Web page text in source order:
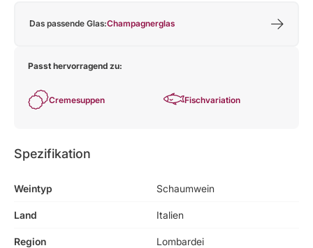
Das passende Glas:Champagnerglas
Passt hervorragend zu:
Cremesuppen Fischvariation
Spezifikation
Weintyp Schaumwein
Land Italien
Region Lombardei